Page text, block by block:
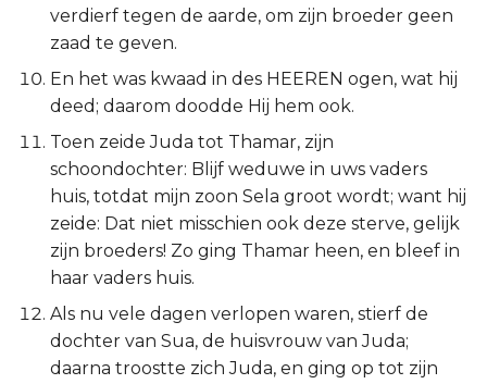
Titus
Filémon
Hebreeën
Jakobus
1 Petrus
2 Petrus
1 Johannes
verdierf tegen de aarde, om zijn broeder geen
zaad te geven.
En het was kwaad in des HEEREN ogen, wat hij
deed; daarom doodde Hij hem ook.
Toen zeide Juda tot Thamar, zijn
schoondochter: Blijf weduwe in uws vaders
huis, totdat mijn zoon Sela groot wordt; want hij
zeide: Dat niet misschien ook deze sterve, gelijk
zijn broeders! Zo ging Thamar heen, en bleef in
haar vaders huis.
Als nu vele dagen verlopen waren, stierf de
dochter van Sua, de huisvrouw van Juda;
daarna troostte zich Juda, en ging op tot zijn